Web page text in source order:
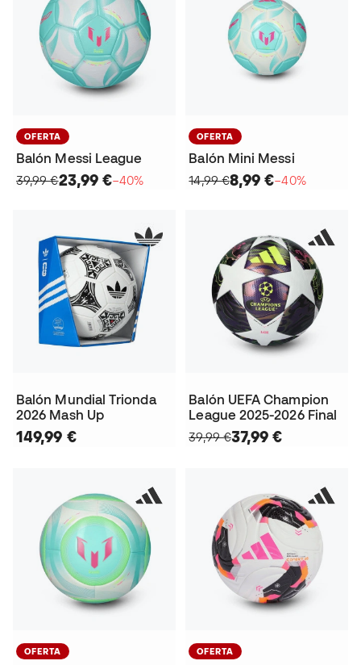
OFERTA
Balón Messi League
39,99 €23,99 €−40%
OFERTA
Balón Mini Messi
14,99 €8,99 €−40%
Balón Mundial Trionda
2026 Mash Up
149,99 €
Balón UEFA Champion
League 2025-2026 Final
39,99 €37,99 €
OFERTA OFERTA